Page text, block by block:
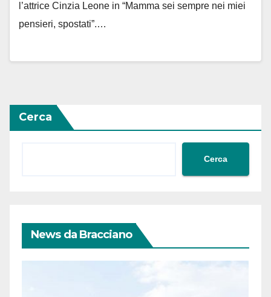
l’attrice Cinzia Leone in “Mamma sei sempre nei miei
pensieri, spostati”.…
Cerca
Cerca
News da Bracciano